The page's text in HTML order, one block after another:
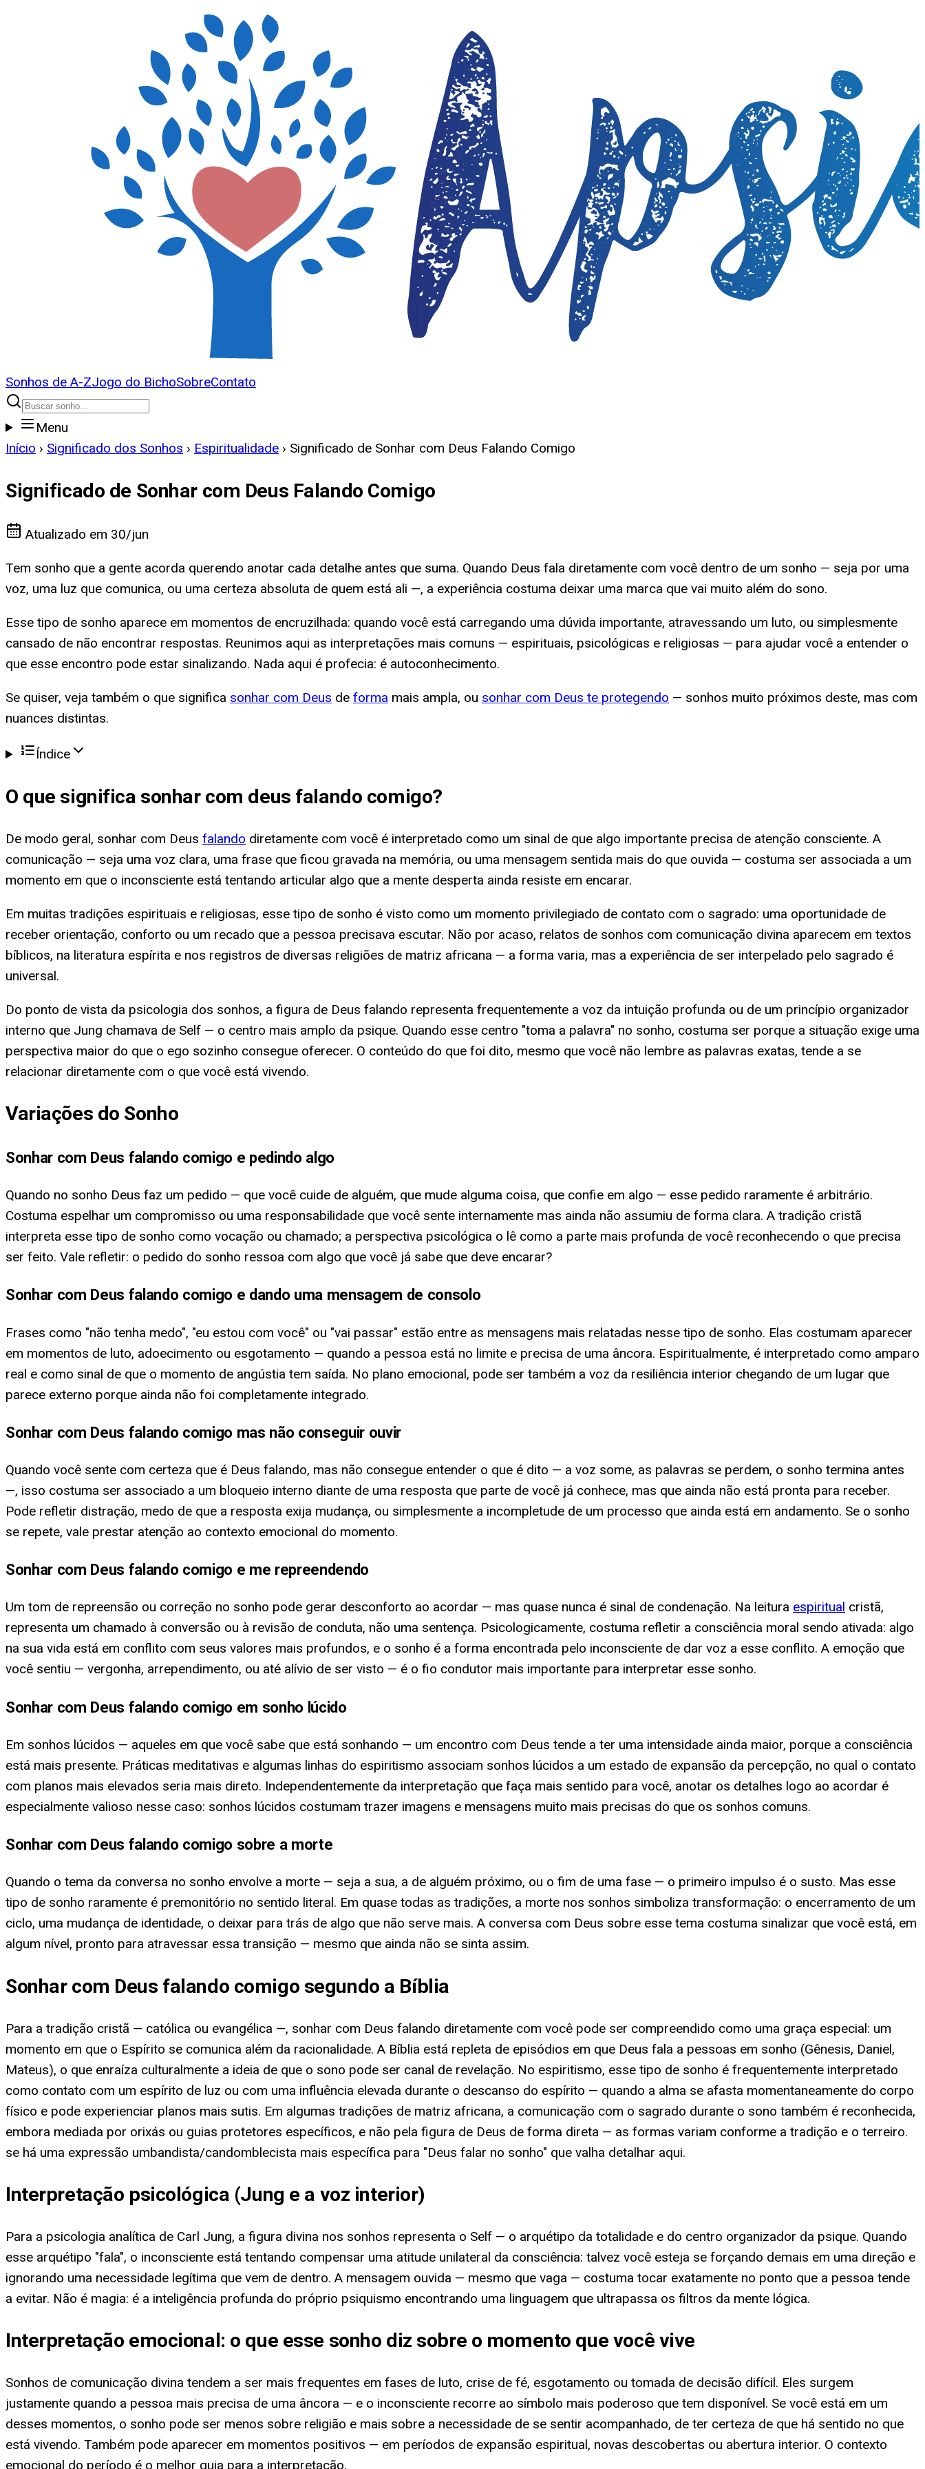
Sonhos de A-ZJogo do BichoSobreContato
Menu
Início › Significado dos Sonhos › Espiritualidade › Significado de Sonhar com Deus Falando Comigo
Significado de Sonhar com Deus Falando Comigo
Atualizado em 30/jun
Tem sonho que a gente acorda querendo anotar cada detalhe antes que suma. Quando Deus fala diretamente com você dentro de um sonho — seja por uma
voz, uma luz que comunica, ou uma certeza absoluta de quem está ali —, a experiência costuma deixar uma marca que vai muito além do sono.
Esse tipo de sonho aparece em momentos de encruzilhada: quando você está carregando uma dúvida importante, atravessando um luto, ou simplesmente
cansado de não encontrar respostas. Reunimos aqui as interpretações mais comuns — espirituais, psicológicas e religiosas — para ajudar você a entender o
que esse encontro pode estar sinalizando. Nada aqui é profecia: é autoconhecimento.
Se quiser, veja também o que significa sonhar com Deus de forma mais ampla, ou sonhar com Deus te protegendo — sonhos muito próximos deste, mas com
nuances distintas.
Índice
O que significa sonhar com deus falando comigo?
De modo geral, sonhar com Deus falando diretamente com você é interpretado como um sinal de que algo importante precisa de atenção consciente. A
comunicação — seja uma voz clara, uma frase que ficou gravada na memória, ou uma mensagem sentida mais do que ouvida — costuma ser associada a um
momento em que o inconsciente está tentando articular algo que a mente desperta ainda resiste em encarar.
Em muitas tradições espirituais e religiosas, esse tipo de sonho é visto como um momento privilegiado de contato com o sagrado: uma oportunidade de
receber orientação, conforto ou um recado que a pessoa precisava escutar. Não por acaso, relatos de sonhos com comunicação divina aparecem em textos
bíblicos, na literatura espírita e nos registros de diversas religiões de matriz africana — a forma varia, mas a experiência de ser interpelado pelo sagrado é
universal.
Do ponto de vista da psicologia dos sonhos, a figura de Deus falando representa frequentemente a voz da intuição profunda ou de um princípio organizador
interno que Jung chamava de Self — o centro mais amplo da psique. Quando esse centro "toma a palavra" no sonho, costuma ser porque a situação exige uma
perspectiva maior do que o ego sozinho consegue oferecer. O conteúdo do que foi dito, mesmo que você não lembre as palavras exatas, tende a se
relacionar diretamente com o que você está vivendo.
Variações do Sonho
Sonhar com Deus falando comigo e pedindo algo
Quando no sonho Deus faz um pedido — que você cuide de alguém, que mude alguma coisa, que confie em algo — esse pedido raramente é arbitrário.
Costuma espelhar um compromisso ou uma responsabilidade que você sente internamente mas ainda não assumiu de forma clara. A tradição cristã
interpreta esse tipo de sonho como vocação ou chamado; a perspectiva psicológica o lê como a parte mais profunda de você reconhecendo o que precisa
ser feito. Vale refletir: o pedido do sonho ressoa com algo que você já sabe que deve encarar?
Sonhar com Deus falando comigo e dando uma mensagem de consolo
Frases como "não tenha medo", "eu estou com você" ou "vai passar" estão entre as mensagens mais relatadas nesse tipo de sonho. Elas costumam aparecer
em momentos de luto, adoecimento ou esgotamento — quando a pessoa está no limite e precisa de uma âncora. Espiritualmente, é interpretado como amparo
real e como sinal de que o momento de angústia tem saída. No plano emocional, pode ser também a voz da resiliência interior chegando de um lugar que
parece externo porque ainda não foi completamente integrado.
Sonhar com Deus falando comigo mas não conseguir ouvir
Quando você sente com certeza que é Deus falando, mas não consegue entender o que é dito — a voz some, as palavras se perdem, o sonho termina antes
—, isso costuma ser associado a um bloqueio interno diante de uma resposta que parte de você já conhece, mas que ainda não está pronta para receber.
Pode refletir distração, medo de que a resposta exija mudança, ou simplesmente a incompletude de um processo que ainda está em andamento. Se o sonho
se repete, vale prestar atenção ao contexto emocional do momento.
Sonhar com Deus falando comigo e me repreendendo
Um tom de repreensão ou correção no sonho pode gerar desconforto ao acordar — mas quase nunca é sinal de condenação. Na leitura espiritual cristã,
representa um chamado à conversão ou à revisão de conduta, não uma sentença. Psicologicamente, costuma refletir a consciência moral sendo ativada: algo
na sua vida está em conflito com seus valores mais profundos, e o sonho é a forma encontrada pelo inconsciente de dar voz a esse conflito. A emoção que
você sentiu — vergonha, arrependimento, ou até alívio de ser visto — é o fio condutor mais importante para interpretar esse sonho.
Sonhar com Deus falando comigo em sonho lúcido
Em sonhos lúcidos — aqueles em que você sabe que está sonhando — um encontro com Deus tende a ter uma intensidade ainda maior, porque a consciência
está mais presente. Práticas meditativas e algumas linhas do espiritismo associam sonhos lúcidos a um estado de expansão da percepção, no qual o contato
com planos mais elevados seria mais direto. Independentemente da interpretação que faça mais sentido para você, anotar os detalhes logo ao acordar é
especialmente valioso nesse caso: sonhos lúcidos costumam trazer imagens e mensagens muito mais precisas do que os sonhos comuns.
Sonhar com Deus falando comigo sobre a morte
Quando o tema da conversa no sonho envolve a morte — seja a sua, a de alguém próximo, ou o fim de uma fase — o primeiro impulso é o susto. Mas esse
tipo de sonho raramente é premonitório no sentido literal. Em quase todas as tradições, a morte nos sonhos simboliza transformação: o encerramento de um
ciclo, uma mudança de identidade, o deixar para trás de algo que não serve mais. A conversa com Deus sobre esse tema costuma sinalizar que você está, em
algum nível, pronto para atravessar essa transição — mesmo que ainda não se sinta assim.
Sonhar com Deus falando comigo segundo a Bíblia
Para a tradição cristã — católica ou evangélica —, sonhar com Deus falando diretamente com você pode ser compreendido como uma graça especial: um
momento em que o Espírito se comunica além da racionalidade. A Bíblia está repleta de episódios em que Deus fala a pessoas em sonho (Gênesis, Daniel,
Mateus), o que enraíza culturalmente a ideia de que o sono pode ser canal de revelação. No espiritismo, esse tipo de sonho é frequentemente interpretado
como contato com um espírito de luz ou com uma influência elevada durante o descanso do espírito — quando a alma se afasta momentaneamente do corpo
físico e pode experienciar planos mais sutis. Em algumas tradições de matriz africana, a comunicação com o sagrado durante o sono também é reconhecida,
embora mediada por orixás ou guias protetores específicos, e não pela figura de Deus de forma direta — as formas variam conforme a tradição e o terreiro.
se há uma expressão umbandista/candomblecista mais específica para "Deus falar no sonho" que valha detalhar aqui.
Interpretação psicológica (Jung e a voz interior)
Para a psicologia analítica de Carl Jung, a figura divina nos sonhos representa o Self — o arquétipo da totalidade e do centro organizador da psique. Quando
esse arquétipo "fala", o inconsciente está tentando compensar uma atitude unilateral da consciência: talvez você esteja se forçando demais em uma direção e
ignorando uma necessidade legítima que vem de dentro. A mensagem ouvida — mesmo que vaga — costuma tocar exatamente no ponto que a pessoa tende
a evitar. Não é magia: é a inteligência profunda do próprio psiquismo encontrando uma linguagem que ultrapassa os filtros da mente lógica.
Interpretação emocional: o que esse sonho diz sobre o momento que você vive
Sonhos de comunicação divina tendem a ser mais frequentes em fases de luto, crise de fé, esgotamento ou tomada de decisão difícil. Eles surgem
justamente quando a pessoa mais precisa de uma âncora — e o inconsciente recorre ao símbolo mais poderoso que tem disponível. Se você está em um
desses momentos, o sonho pode ser menos sobre religião e mais sobre a necessidade de se sentir acompanhado, de ter certeza de que há sentido no que
está vivendo. Também pode aparecer em momentos positivos — em períodos de expansão espiritual, novas descobertas ou abertura interior. O contexto
emocional do período é o melhor guia para a interpretação.